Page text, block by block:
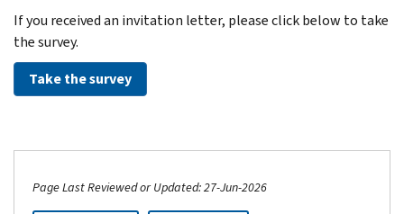
If you received an invitation letter, please click below to take
the survey.
Take the survey
Page Last Reviewed or Updated: 27-Jun-2026